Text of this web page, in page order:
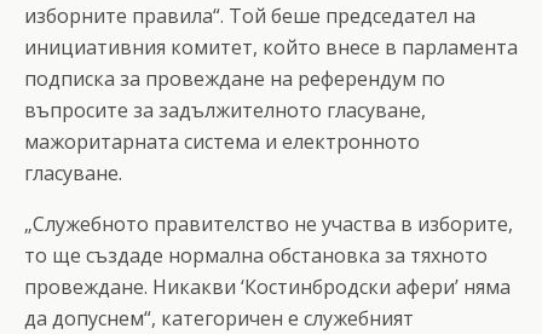
изборните правила“. Той беше председател на
инициативния комитет, който внесе в парламента
подписка за провеждане на референдум по
въпросите за задължителното гласуване,
мажоритарната система и електронното
гласуване.
„Служебното правителство не участва в изборите,
то ще създаде нормална обстановка за тяхното
провеждане. Никакви ‘Костинбродски афери’ няма
да допуснем“, категоричен е служебният